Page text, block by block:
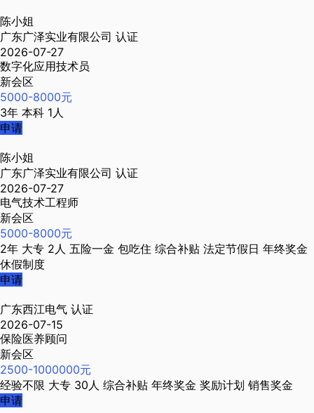
陈小姐
广东广泽实业有限公司 认证
2026-07-27
数字化应用技术员
新会区
5000-8000元
3年 本科 1人
申请
陈小姐
广东广泽实业有限公司 认证
2026-07-27
电气技术工程师
新会区
5000-8000元
2年 大专 2人 五险一金 包吃住 综合补贴 法定节假日 年终奖金
休假制度
申请
广东西江电气 认证
2026-07-15
保险医养顾问
新会区
2500-1000000元
经验不限 大专 30人 综合补贴 年终奖金 奖励计划 销售奖金
申请